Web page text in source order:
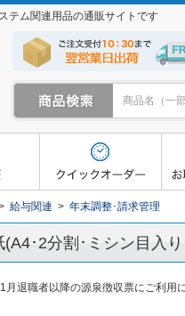
テム関連用品の通販サイトです
り寄せサービス マイページ
給与関連 > 年末調整･請求管理
(A4･2分割･ミシン目入
月退職者以降の源泉徴収票にご利用